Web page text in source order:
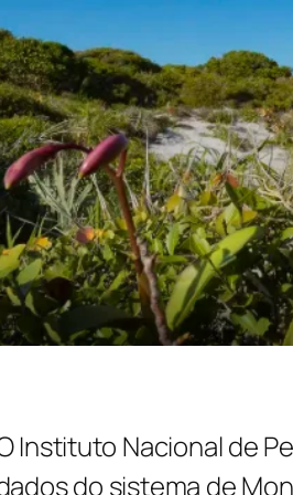
Instituto Nacional de
do sistema de